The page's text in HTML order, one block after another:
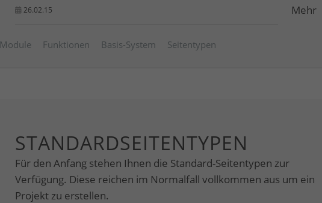
26.02.15 Mehr
Module Funktionen Basis-System Seitentypen
STANDARDSEITENTYPEN
Für den Anfang stehen Ihnen die Standard-Seitentypen zur
Verfügung. Diese reichen im Normalfall vollkommen aus um ein
Projekt zu erstellen.